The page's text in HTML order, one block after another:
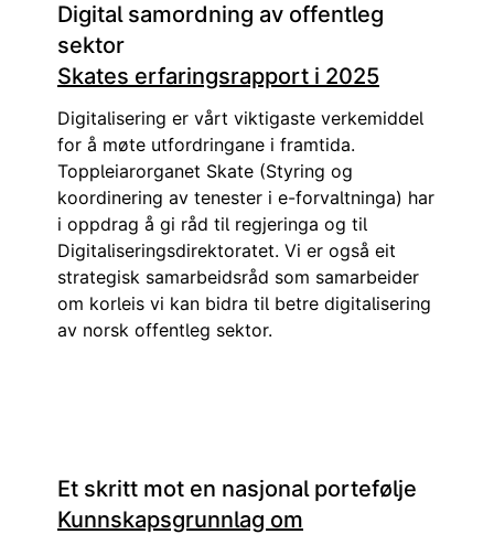
Digital samordning av offentleg
sektor
Skates erfaringsrapport i 2025
Digitalisering er vårt viktigaste verkemiddel
for å møte utfordringane i framtida.
Toppleiarorganet Skate (Styring og
koordinering av tenester i e-forvaltninga) har
i oppdrag å gi råd til regjeringa og til
Digitaliseringsdirektoratet. Vi er også eit
strategisk samarbeidsråd som samarbeider
om korleis vi kan bidra til betre digitalisering
av norsk offentleg sektor.
Et skritt mot en nasjonal portefølje
Kunnskapsgrunnlag om